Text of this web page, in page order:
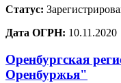
Статус:
Дата ОГРН: 10.11.2020
Оренбургская
Оренбуржья"